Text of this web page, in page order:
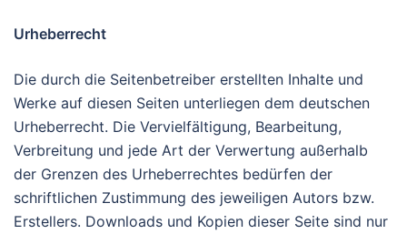
Urheberrecht
Die durch die Seitenbetreiber erstellten Inhalte und
Werke auf diesen Seiten unterliegen dem deutschen
Urheberrecht. Die Vervielfältigung, Bearbeitung,
Verbreitung und jede Art der Verwertung außerhalb
der Grenzen des Urheberrechtes bedürfen der
schriftlichen Zustimmung des jeweiligen Autors bzw.
Erstellers. Downloads und Kopien dieser Seite sind nur